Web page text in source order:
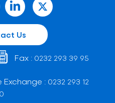
Us
Fax : 0232 293 39 95
: 0232 293 12